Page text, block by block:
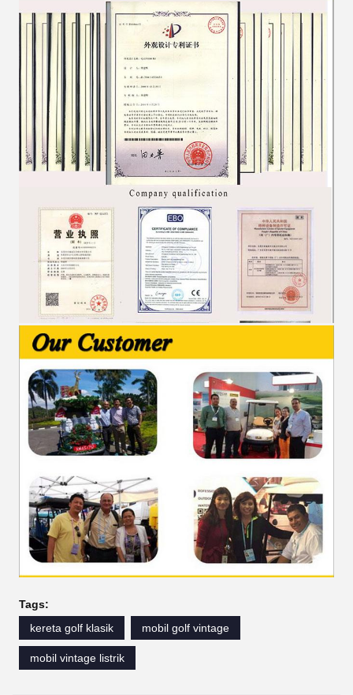
Tags:
kereta golf klasik
mobil golf vintage
mobil vintage listrik